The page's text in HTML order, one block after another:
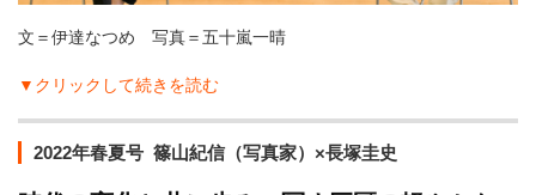
文＝伊達なつめ 写真＝五十嵐一晴
▼クリックして続きを読む
2022年春夏号 篠山紀信（写真家）×長塚圭史